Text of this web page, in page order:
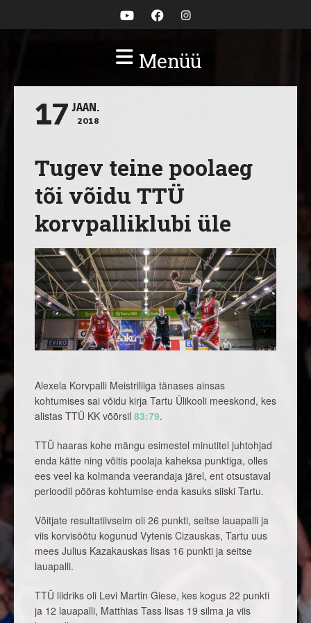
Menüü
17 JAAN.
2018
Tugev teine poolaeg
tõi võidu TTÜ
korvpalliklubi üle
Alexela Korvpalli Meistriliiga tänases ainsas
kohtumises sai võidu kirja Tartu Ülikooli meeskond, kes
alistas TTÜ KK võõrsil 83:79.
TTÜ haaras kohe mängu esimestel minutitel juhtohjad
enda kätte ning võitis poolaja kaheksa punktiga, olles
ees veel ka kolmanda veerandaja järel, ent otsustaval
perioodil pööras kohtumise enda kasuks siiski Tartu.
Võitjate resultatiivseim oli 26 punkti, seitse lauapalli ja
viis korvisöötu kogunud Vytenis Cizauskas, Tartu uus
mees Julius Kazakauskas lisas 16 punkti ja seitse
lauapalli.
TTÜ liidriks oli Levi Martin Giese, kes kogus 22 punkti
ja 12 lauapalli, Matthias Tass lisas 19 silma ja viis